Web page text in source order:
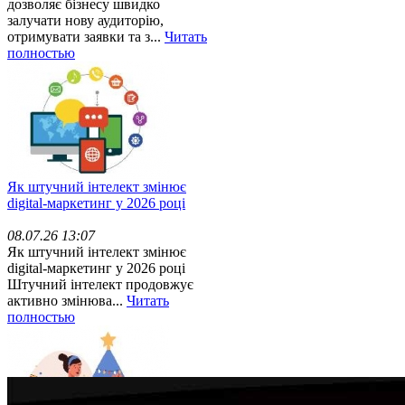
дозволяє бізнесу швидко
залучати нову аудиторію,
отримувати заявки та з... Читать
полностью
Як штучний інтелект змінює
digital-маркетинг у 2026 році
08.07.26 13:07
Як штучний інтелект змінює
digital-маркетинг у 2026 році
Штучний інтелект продовжує
активно змінюва... Читать
полностью